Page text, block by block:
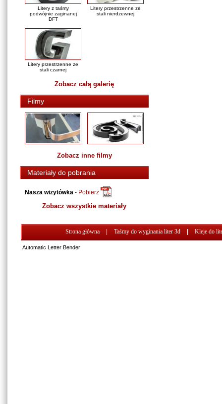
Litery z taśmy
podwójnie zaginanej
DFT
Litery przestrzenne ze
stali nierdzewnej
Litery przestrzenne ze
stali czarnej
Zobacz całą galerię
Filmy
Zobacz inne filmy
Materiały do pobrania
Nasza wizytówka - Pobierz
Zobacz wszystkie materiały
Strona główna Taśmy do wyginania liter 3d Kleje do
Automatic Letter Bender